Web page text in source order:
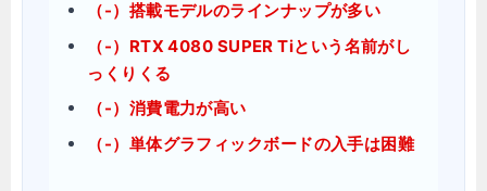
（-）搭載モデルのラインナップが多い
（-）RTX 4080 SUPER Tiという名前がし
っくりくる
（-）消費電力が高い
（-）単体グラフィックボードの入手は困難